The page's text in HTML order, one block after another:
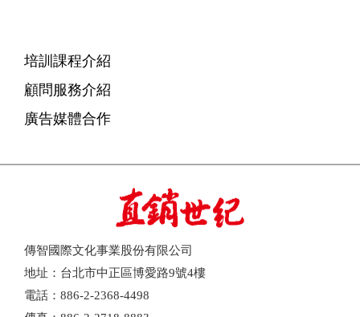
培訓課程介紹
顧問服務介紹
廣告媒體合作
傳智國際文化事業股份有限公司
地址：台北市中正區博愛路9號4樓
電話：886-2-2368-4498